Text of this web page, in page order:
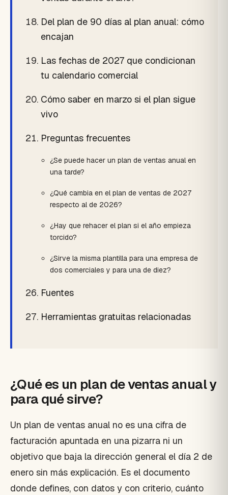
Del plan de 90 días al plan anual: cómo
encajan
Las fechas de 2027 que condicionan
tu calendario comercial
Cómo saber en marzo si el plan sigue
vivo
Preguntas frecuentes
¿Se puede hacer un plan de ventas anual en
una tarde?
¿Qué cambia en el plan de ventas de 2027
respecto al de 2026?
¿Hay que rehacer el plan si el año empieza
torcido?
¿Sirve la misma plantilla para una empresa de
dos comerciales y para una de diez?
Fuentes
Herramientas gratuitas relacionadas
¿Qué es un plan de ventas anual y
para qué sirve?
Un plan de ventas anual no es una cifra de
facturación apuntada en una pizarra ni un
objetivo que baja la dirección general el día 2 de
enero sin más explicación. Es el documento
donde defines, con datos y con criterio, cuánto